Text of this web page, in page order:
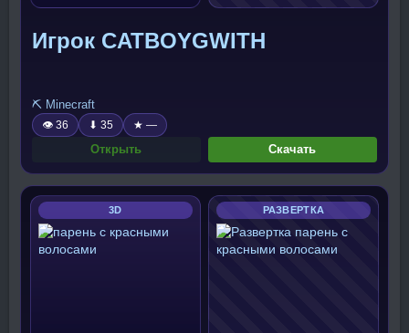
Игрок CATBOYGWITH
⛏️ Minecraft
👁 36 ⬇ 35 ★ —
Открыть Скачать
3D РАЗВЕРТКА